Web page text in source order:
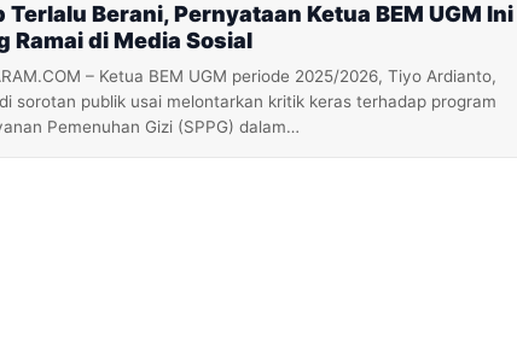
Terlalu Berani, Pernyataan Ketua BEM UGM Ini
Ramai di Media Sosial
– Ketua BEM UGM periode 2025/2026, Tiyo Ardianto,
sorotan publik usai melontarkan kritik keras terhadap program
Pemenuhan Gizi (SPPG) dalam…